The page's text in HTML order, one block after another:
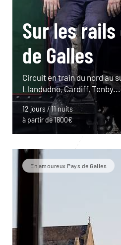
Sur les rails
de Galles
Circuit en train du nord au
Llandudno, Cardiff, Tenby...
12 jours / 11 nuits
à partir de 1800€
En amoureux Pays de Galles